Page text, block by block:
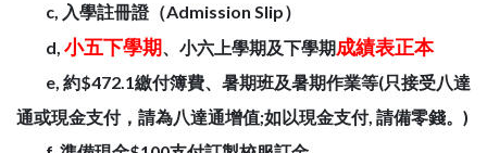
c, 入學註冊證（Admission Slip）
d, 小五下學期、小六上學期及下學期成績表正本
e, 約$472.1繳付簿費、暑期班及暑期作業等(只接受八達
通或現金支付，請為八達通增值;如以現金支付, 請備零錢。)